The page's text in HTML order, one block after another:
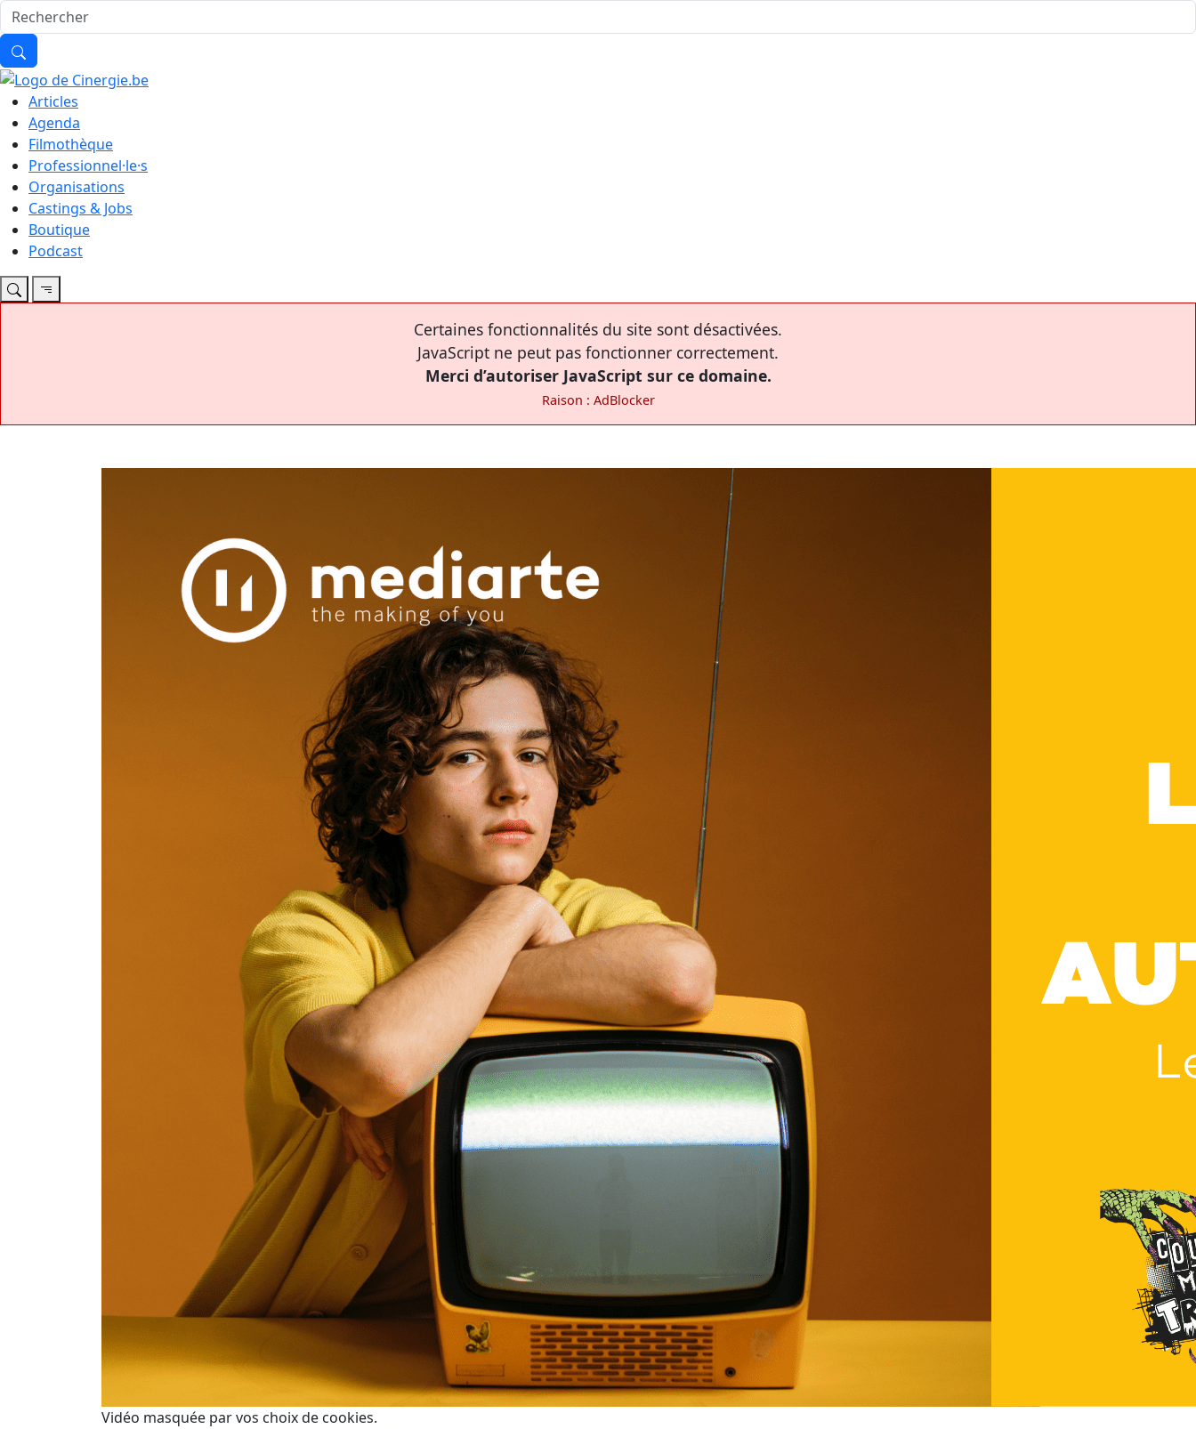
Articles
Agenda
Filmothèque
Professionnel·le·s
Organisations
Castings & Jobs
Boutique
Podcast
Certaines fonctionnalités du site sont désactivées.
JavaScript ne peut pas fonctionner correctement.
Merci d’autoriser JavaScript sur ce domaine.
Raison : AdBlocker
Vidéo masquée par vos choix de cookies.